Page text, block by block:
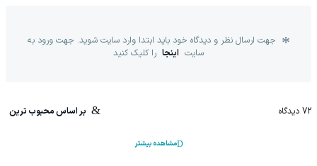
جهت ارسال نظر و دیدگاه خود باید ابتدا وارد سایت شوید. جهت ورود به
سایت اینجا را کلیک کنید
72 دیدگاه بر اساس محبوب ترین
مشاهده بیشتر